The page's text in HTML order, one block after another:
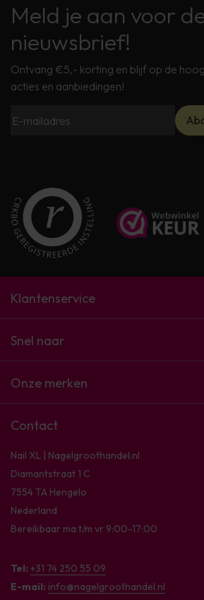
Meld je aan voor
nieuwsbrief!
Ontvang €5,- korting en blijf op de
acties en aanbiedingen!
Klantenservice
Snel naar
Onze merken
Contact
Nail XL | Nagelgroothandel.nl
Diamantstraat 1 C
7554 TA Hengelo
Nederland
Bereikbaar ma t/m vr 9:00-17:00
Tel: +31 74 250 55 09
E-mail: info@nagelgroothandel.nl